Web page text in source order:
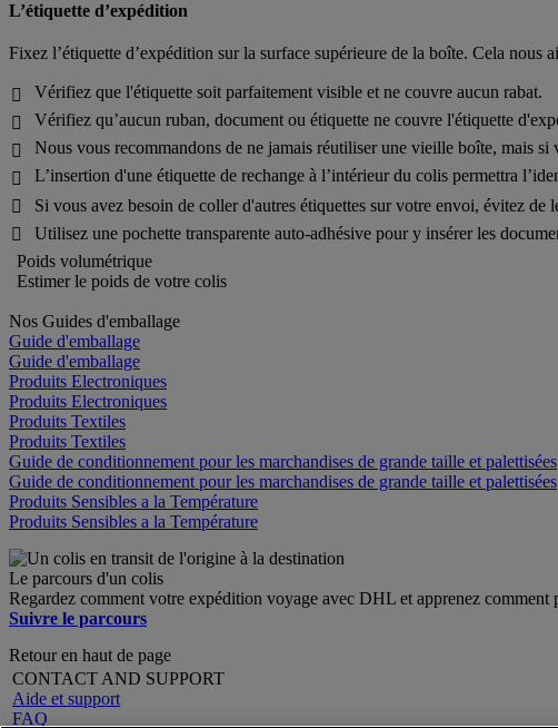
L’étiquette d’expédition
Fixez l’étiquette d’expédition sur la surface supérieure de la boîte. Cela

Vérifiez que l'étiquette soit parfaitement visible et ne couvre aucun rabat.

Vérifiez qu’aucun ruban, document ou étiquette ne couvre l'étiquette

Nous vous recommandons de ne jamais réutiliser une vieille boîte, mais

L’insertion d'une étiquette de rechange à l’intérieur du colis permettra

Si vous avez besoin de coller d'autres étiquettes sur votre envoi, évitez

Utilisez une pochette transparente auto-adhésive pour y insérer les
Poids volumétrique
Estimer le poids de votre colis
Nos Guides d'emballage
Guide d'emballage
Guide d'emballage
Produits Electroniques
Produits Electroniques
Produits Textiles
Produits Textiles
Guide de conditionnement pour les marchandises de grande taille et palettisées
Guide de conditionnement pour les marchandises de grande taille et palettisées
Produits Sensibles a la Température
Produits Sensibles a la Température
Le parcours d'un colis
Regardez comment votre expédition voyage avec DHL et apprenez comment
Suivre le parcours
Retour en haut de page
CONTACT AND SUPPORT
Aide et support
FAQ